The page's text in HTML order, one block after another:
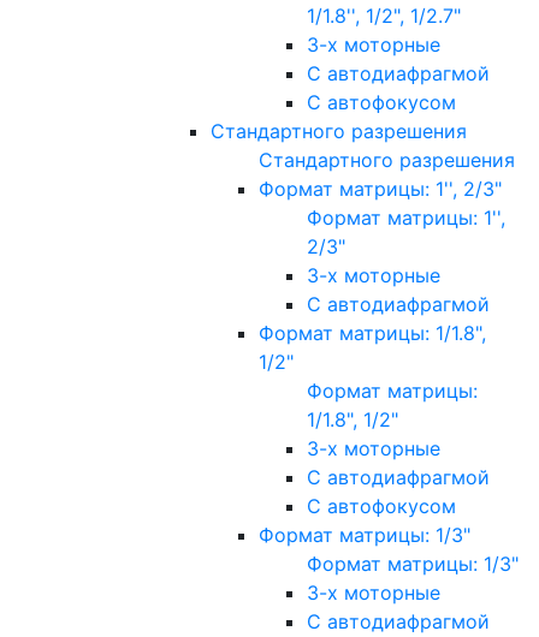
1/1.8'', 1/2", 1/2.7"
3-х моторные
С автодиафрагмой
С автофокусом
Стандартного разрешения
Стандартного разрешения
Формат матрицы: 1'', 2/3"
Формат матрицы: 1'',
2/3"
3-х моторные
С автодиафрагмой
Формат матрицы: 1/1.8",
1/2"
Формат матрицы:
1/1.8", 1/2"
3-х моторные
С автодиафрагмой
С автофокусом
Формат матрицы: 1/3"
Формат матрицы: 1/3"
3-х моторные
С автодиафрагмой